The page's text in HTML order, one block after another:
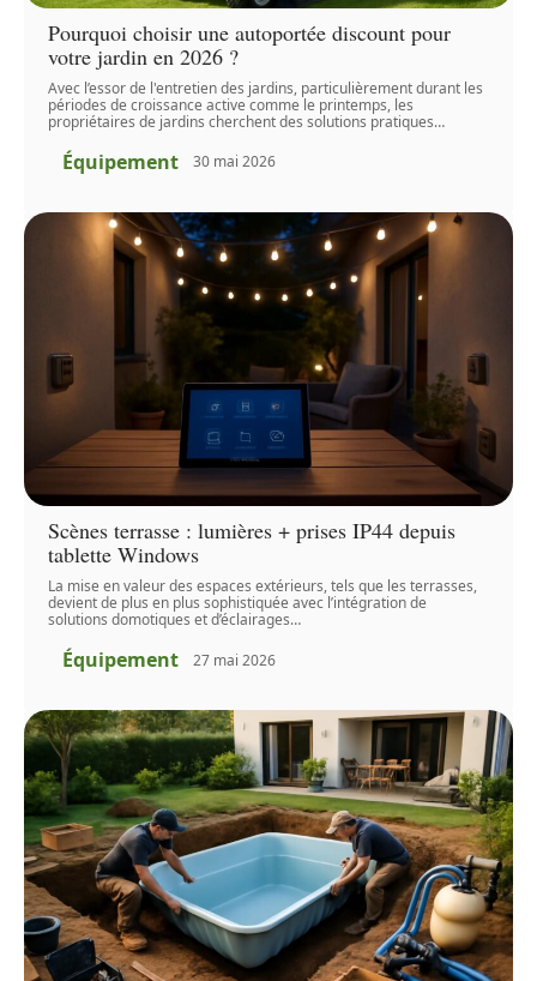
Pourquoi choisir une autoportée discount pour
votre jardin en 2026 ?
Avec l’essor de l'entretien des jardins, particulièrement durant les
périodes de croissance active comme le printemps, les
propriétaires de jardins cherchent des solutions pratiques…
Équipement 30 mai 2026
Scènes terrasse : lumières + prises IP44 depuis
tablette Windows
La mise en valeur des espaces extérieurs, tels que les terrasses,
devient de plus en plus sophistiquée avec l’intégration de
solutions domotiques et d’éclairages…
Équipement 27 mai 2026